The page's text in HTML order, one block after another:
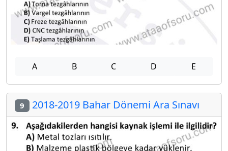
A B C D E
9 2018-2019 Bahar Dönemi Ara Sınavı